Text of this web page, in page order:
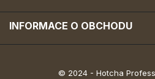
INFORMACE O OBCHODU
© 2024 - Hotcha